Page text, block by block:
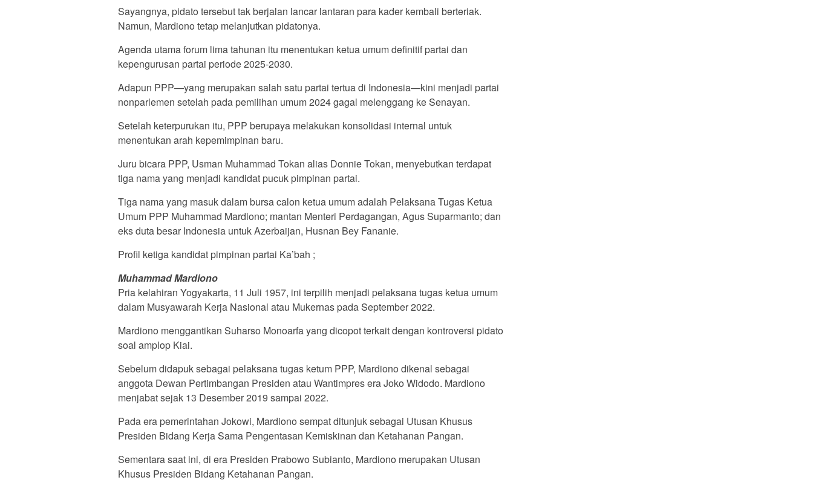
Sayangnya, pidato tersebut tak berjalan lancar lantaran para kader kembali berteriak.
Namun, Mardiono tetap melanjutkan pidatonya.
Agenda utama forum lima tahunan itu menentukan ketua umum definitif partai dan
kepengurusan partai periode 2025-2030.
Adapun PPP—yang merupakan salah satu partai tertua di Indonesia—kini menjadi partai
nonparlemen setelah pada pemilihan umum 2024 gagal melenggang ke Senayan.
Setelah keterpurukan itu, PPP berupaya melakukan konsolidasi internal untuk
menentukan arah kepemimpinan baru.
Juru bicara PPP, Usman Muhammad Tokan alias Donnie Tokan, menyebutkan terdapat
tiga nama yang menjadi kandidat pucuk pimpinan partai.
Tiga nama yang masuk dalam bursa calon ketua umum adalah Pelaksana Tugas Ketua
Umum PPP Muhammad Mardiono; mantan Menteri Perdagangan, Agus Suparmanto; dan
eks duta besar Indonesia untuk Azerbaijan, Husnan Bey Fananie.
Profil ketiga kandidat pimpinan partai Ka’bah ;
Muhammad Mardiono
Pria kelahiran Yogyakarta, 11 Juli 1957, ini terpilih menjadi pelaksana tugas ketua umum
dalam Musyawarah Kerja Nasional atau Mukernas pada September 2022.
Mardiono menggantikan Suharso Monoarfa yang dicopot terkait dengan kontroversi pidato
soal amplop Kiai.
Sebelum didapuk sebagai pelaksana tugas ketum PPP, Mardiono dikenal sebagai
anggota Dewan Pertimbangan Presiden atau Wantimpres era Joko Widodo. Mardiono
menjabat sejak 13 Desember 2019 sampai 2022.
Pada era pemerintahan Jokowi, Mardiono sempat ditunjuk sebagai Utusan Khusus
Presiden Bidang Kerja Sama Pengentasan Kemiskinan dan Ketahanan Pangan.
Sementara saat ini, di era Presiden Prabowo Subianto, Mardiono merupakan Utusan
Khusus Presiden Bidang Ketahanan Pangan.